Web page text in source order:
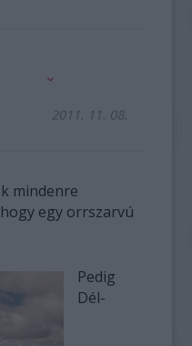
2011. 11. 08.
mindenre
egy orrszarvú
Pedig
Dél-